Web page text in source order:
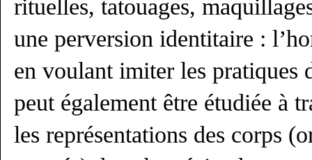
rituelles, tatouages,
une perversion identitaire :
en voulant imiter les pratiques
peut également être étudiée à
les représentations des corps